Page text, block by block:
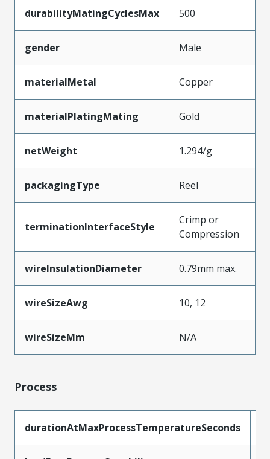
durabilityMatingCyclesMax 500
gender Male
materialMetal Copper
materialPlatingMating Gold
netWeight 1.294/g
packagingType Reel
terminationInterfaceStyle
Crimp or
Compression
wireInsulationDiameter 0.79mm max.
wireSizeAwg 10, 12
wireSizeMm N/A
Process
durationAtMaxProcessTemperatureSeconds